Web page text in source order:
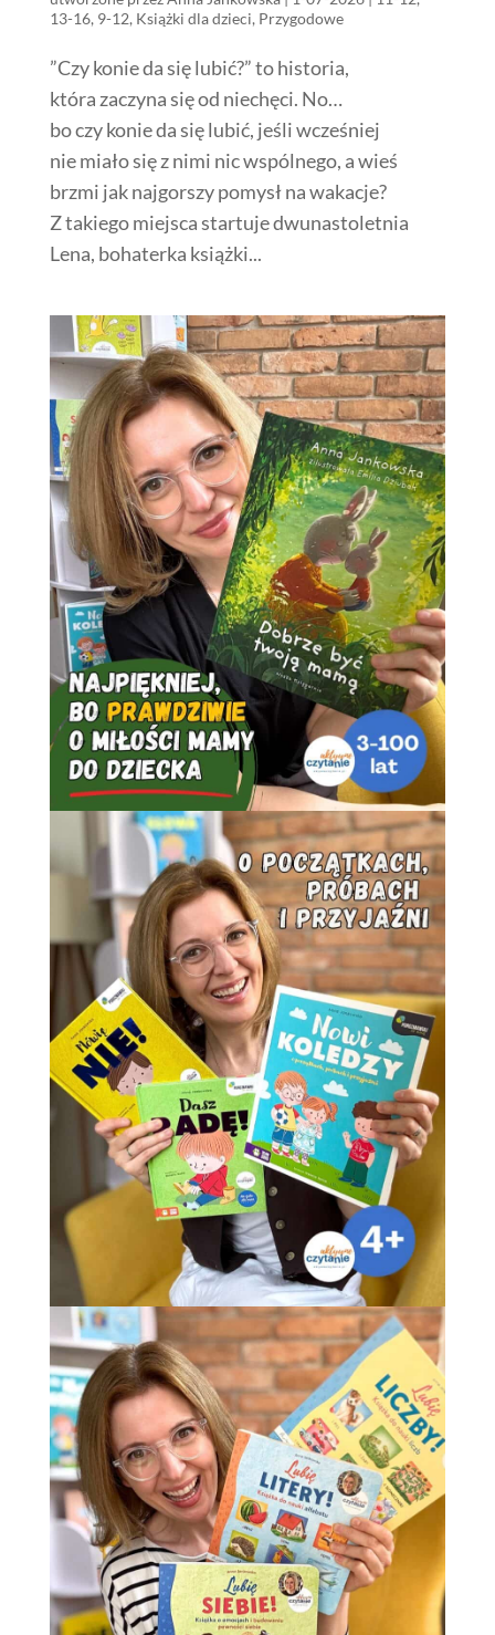
13-16, 9-12, Książki dla dzieci, Przygodowe
”Czy konie da się lubić?” to historia,
która zaczyna się od niechęci. No…
bo czy konie da się lubić, jeśli wcześniej
nie miało się z nimi nic wspólnego, a wieś
brzmi jak najgorszy pomysł na wakacje?
Z takiego miejsca startuje dwunastoletnia
Lena, bohaterka książki...